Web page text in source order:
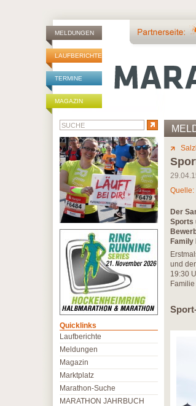
MELDUNGEN
LAUFBERICHTE
TERMINE
MAGAZIN
Quelle:
Der
Sports
Family
und
19:30
Quicklinks
Laufberichte
Meldungen
Magazin
Marktplatz
Marathon-Suche
MARATHON JAHRBUCH